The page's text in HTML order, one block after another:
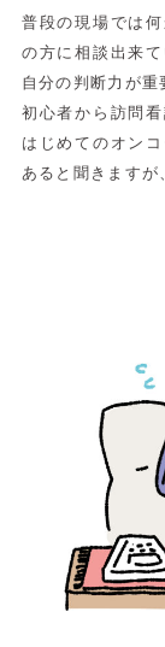
普段の現場では
の方に相談出来
自分の判断力が重
初心者から訪問
はじめてのオン
あると聞きますが